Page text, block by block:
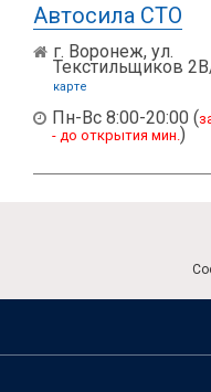
Автосила СТО
г. Воронеж, ул.
Текстильщиков
карте
Пн-Вс 8:00-20:00 (
- до открытия мин. )